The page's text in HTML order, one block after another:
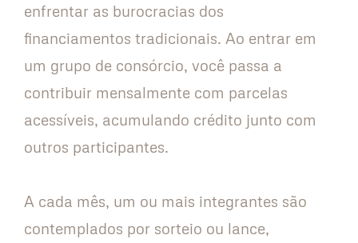
enfrentar as burocracias dos
financiamentos tradicionais. Ao entrar em
um grupo de consórcio, você passa a
contribuir mensalmente com parcelas
acessíveis, acumulando crédito junto com
outros participantes.
A cada mês, um ou mais integrantes são
contemplados por sorteio ou lance,